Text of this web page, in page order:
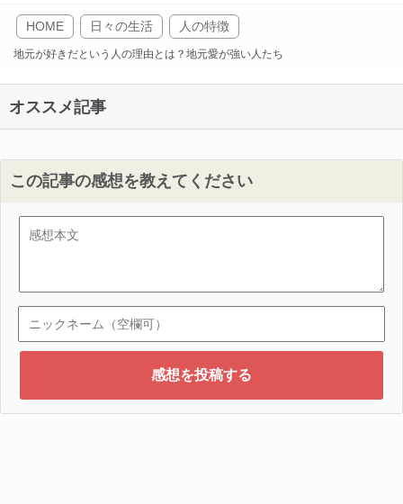
HOME 日々の生活 人の特徴
地元が好きだという人の理由とは？地元愛が強い人たち
オススメ記事
この記事の感想を教えてください